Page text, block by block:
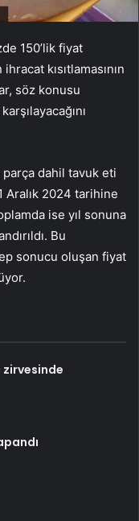
150’lik fiyat
kısıtlamasının
söz konusu
parça dahil tavuk eti
Aralık 2024 tarihine
ise yıl sonuna
Bu
sonucu oluşan fiyat
zirvesinde